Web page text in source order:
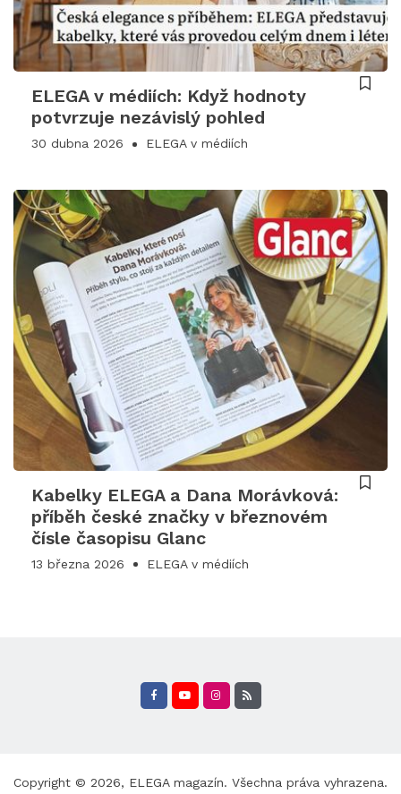
ELEGA v médiích: Když hodnoty
potvrzuje nezávislý pohled
30 dubna 2026 ELEGA v médiích
Kabelky ELEGA a Dana Morávková:
příběh české značky v březnovém
čísle časopisu Glanc
13 března 2026 ELEGA v médiích
Copyright © 2026, ELEGA magazín. Všechna práva vyhrazena.